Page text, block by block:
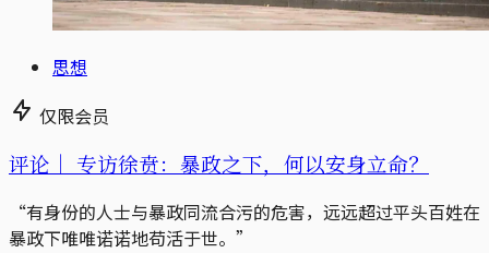
思想
仅限会员
评论｜ 专访徐贲：暴政之下，何以安身立命？
“有身份的人士与暴政同流合污的危害，远远超过平头百姓在
暴政下唯唯诺诺地苟活于世。”